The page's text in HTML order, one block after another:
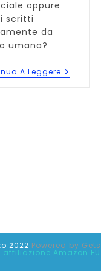
oppure
scritti
da
umana?
A LeggereFanno
Più
2022 Powered by
Amazon